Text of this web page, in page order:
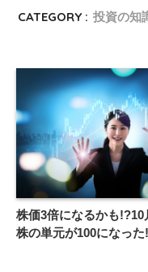
CATEGORY : 投資の知
株価3倍になるかも!?10
株の単元が100になった!